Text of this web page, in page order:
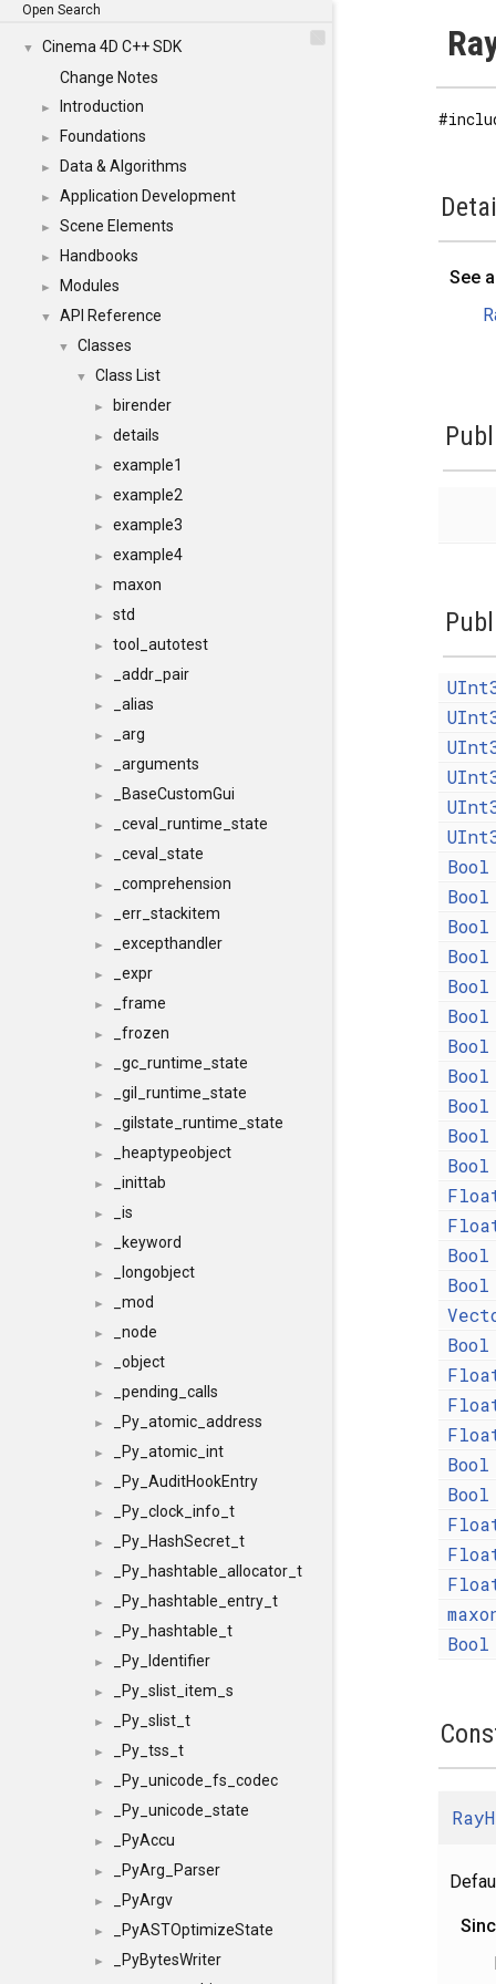
Open Search
▼
Cinema 4D C++ SDK
Change Notes
► Introduction
► Foundations
► Data & Algorithms
► Application Development
► Scene Elements
► Handbooks
► Modules
▼ API Reference
▼ Classes
▼ Class List
► birender
► details
► example1
► example2
► example3
► example4
► maxon
► std
► tool_autotest
► _addr_pair
► _alias
► _arg
► _arguments
► _BaseCustomGui
► _ceval_runtime_state
► _ceval_state
► _comprehension
► _err_stackitem
► _excepthandler
► _expr
► _frame
► _frozen
► _gc_runtime_state
► _gil_runtime_state
► _gilstate_runtime_state
► _heaptypeobject
► _inittab
► _is
► _keyword
► _longobject
► _mod
► _node
► _object
► _pending_calls
► _Py_atomic_address
► _Py_atomic_int
► _Py_AuditHookEntry
► _Py_clock_info_t
► _Py_HashSecret_t
► _Py_hashtable_allocator_t
► _Py_hashtable_entry_t
► _Py_hashtable_t
► _Py_Identifier
► _Py_slist_item_s
► _Py_slist_t
► _Py_tss_t
► _Py_unicode_fs_codec
► _Py_unicode_state
► _PyAccu
► _PyArg_Parser
► _PyArgv
► _PyASTOptimizeState
►
_PyBytesWriter
See
Bool
Bool
Bool
Bool
Bool
Bool
Bool
Bool
Bool
Bool
Bool
Bool
Bool
Bool
Bool
Bool
Bool